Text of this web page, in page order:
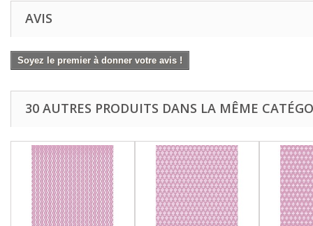
AVIS
Soyez le premier à donner votre avis !
30 AUTRES PRODUITS DANS LA MÊME